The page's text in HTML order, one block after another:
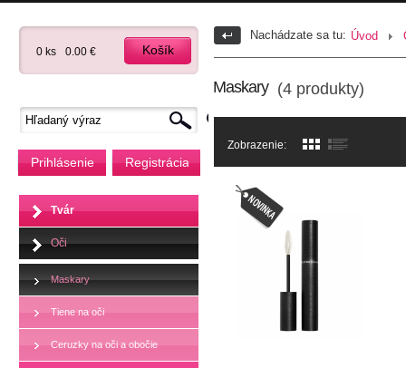
0 ks 0.00 € Košík
Prihlásenie Registrácia
Tvár
Oči
Maskary
Tiene na oči
Ceruzky na oči a obočie
Nachádzate sa tu: Úvod
Maskary(4 produkty)
Zobrazenie: